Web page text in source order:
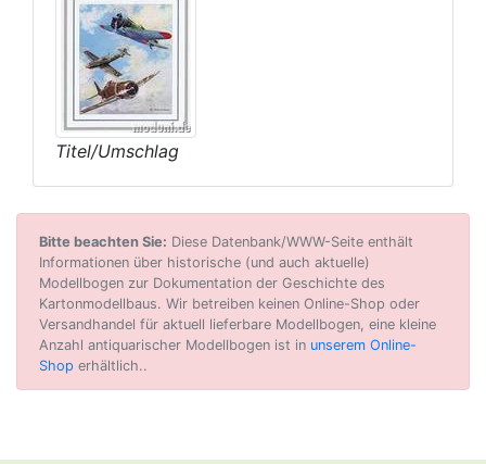
Titel/Umschlag
Bitte beachten Sie: Diese Datenbank/WWW-Seite enthält
Informationen über historische (und auch aktuelle)
Modellbogen zur Dokumentation der Geschichte des
Kartonmodellbaus. Wir betreiben keinen Online-Shop oder
Versandhandel für aktuell lieferbare Modellbogen, eine kleine
Anzahl antiquarischer Modellbogen ist in unserem Online-
Shop erhältlich..